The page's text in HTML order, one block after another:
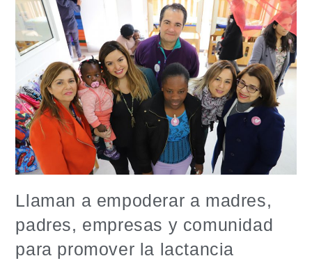
Llaman a empoderar a madres,
padres, empresas y comunidad
para promover la lactancia